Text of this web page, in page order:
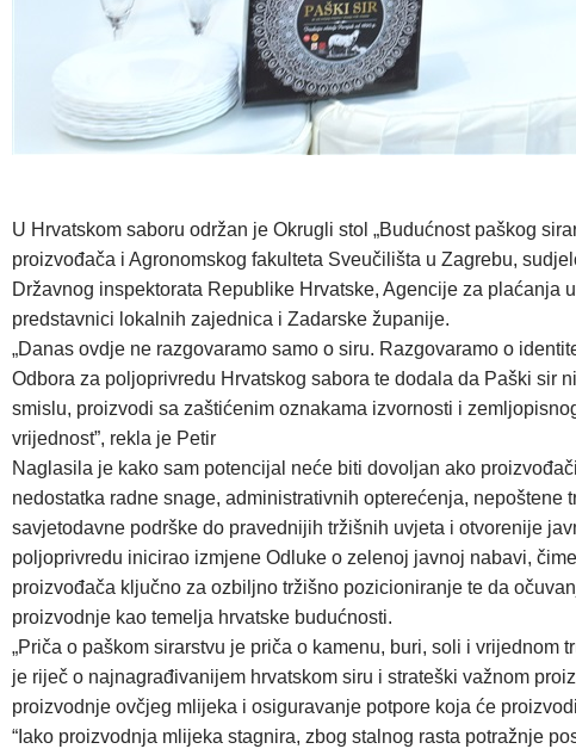
U Hrvatskom saboru održan je Okrugli stol „Budućnost paškog
proizvođača i Agronomskog fakulteta Sveučilišta u Zagrebu,
Državnog inspektorata Republike Hrvatske, Agencije za
predstavnici lokalnih zajednica i Zadarske županije.
„Danas ovdje ne razgovaramo samo o siru. Razgovaramo o
Odbora za poljoprivredu Hrvatskog sabora te dodala da Paški sir
smislu, proizvodi sa zaštićenim oznakama izvornosti i
vrijednost”, rekla je Petir
Naglasila je kako sam potencijal neće biti dovoljan ako
nedostatka radne snage, administrativnih opterećenja,
savjetodavne podrške do pravednijih tržišnih uvjeta i otvorenije
poljoprivredu inicirao izmjene Odluke o zelenoj javnoj nabavi,
proizvođača ključno za ozbiljno tržišno pozicioniranje te da
proizvodnje kao temelja hrvatske budućnosti.
„Priča o paškom sirarstvu je priča o kamenu, buri, soli i
je riječ o najnagrađivanijem hrvatskom siru i strateški važnom
proizvodnje ovčjeg mlijeka i osiguravanje potpore koja će
“Iako proizvodnja mlijeka stagnira, zbog stalnog rasta potražnje